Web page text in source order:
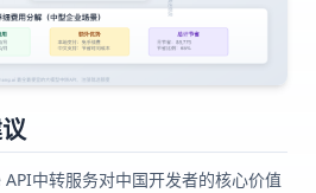
中转服务对中国开发者的核心价值